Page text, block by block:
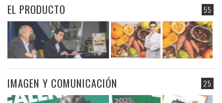
55
EL PRODUCTO
25
IMAGEN Y COMUNICACIÓN